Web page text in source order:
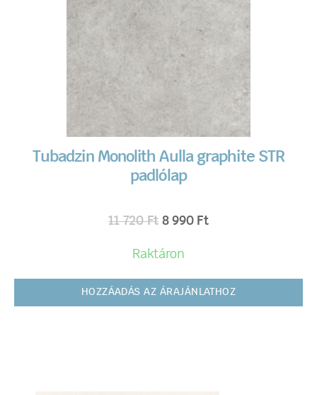
Tubadzin Monolith Aulla graphite STR
padlólap
11 720Ft 8 990 Ft
Raktáron
HOZZÁADÁS AZ ÁRAJÁNLATHOZ